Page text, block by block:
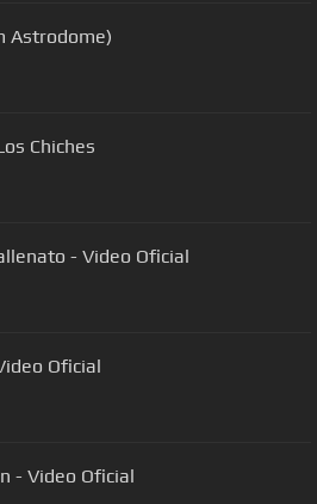
Astrodome)
Chiches
- Video Oficial
Oficial
- Video Oficial